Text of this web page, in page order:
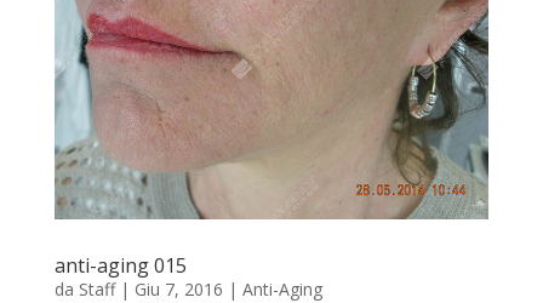
anti-aging 015
da Staff| Giu 7, 2016 | Anti-Aging